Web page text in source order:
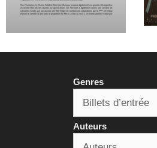
Genres
Auteurs